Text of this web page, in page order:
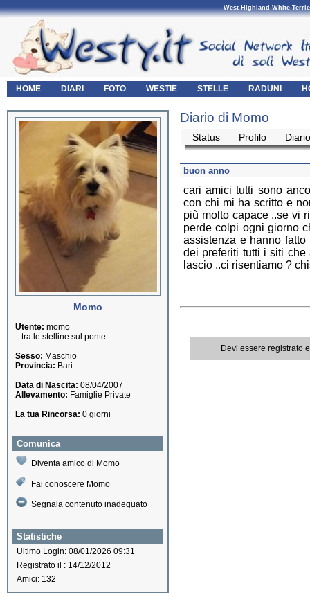
West Highland White
HOME DIARI FOTO WESTIE STELLE RADUNI
Momo
Utente: momo
...tra le stelline sul ponte
Sesso: Maschio
Provincia: Bari
Data di Nascita: 08/04/2007
Allevamento: Famiglie Private
La tua Rincorsa: 0 giorni
Comunica
Diventa amico di Momo
Fai conoscere Momo
Segnala contenuto inadeguato
Statistiche
Ultimo Login: 08/01/2026 09:31
Registrato il : 14/12/2012
Amici: 132
Diario di Momo
Status Profilo Diario
buon anno
cari amici tutti sono
con chi mi ha scritto e
più molto capace ..se vi
perde colpi ogni giorno
assistenza e hanno
dei preferiti tutti i siti che
lascio ..ci risentiamo ?
Devi essere registrato